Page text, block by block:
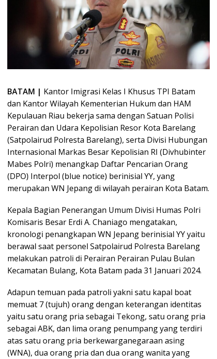
BATAM | Kantor Imigrasi Kelas I Khusus TPI Batam
dan Kantor Wilayah Kementerian Hukum dan HAM
Kepulauan Riau bekerja sama dengan Satuan Polisi
Perairan dan Udara Kepolisian Resor Kota Barelang
(Satpolairud Polresta Barelang), serta Divisi Hubungan
Internasional Markas Besar Kepolisian RI (Divhubinter
Mabes Polri) menangkap Daftar Pencarian Orang
(DPO) Interpol (blue notice) berinisial YY, yang
merupakan WN Jepang di wilayah perairan Kota Batam.
Kepala Bagian Penerangan Umum Divisi Humas Polri
Komisaris Besar Erdi A. Chaniago mengatakan,
kronologi penangkapan WN Jepang berinisial YY yaitu
berawal saat personel Satpolairud Polresta Barelang
melakukan patroli di Perairan Perairan Pulau Bulan
Kecamatan Bulang, Kota Batam pada 31 Januari 2024.
Adapun temuan pada patroli yakni satu kapal boat
memuat 7 (tujuh) orang dengan keterangan identitas
yaitu satu orang pria sebagai Tekong, satu orang pria
sebagai ABK, dan lima orang penumpang yang terdiri
atas satu orang pria berkewarganegaraan asing
(WNA), dua orang pria dan dua orang wanita yang